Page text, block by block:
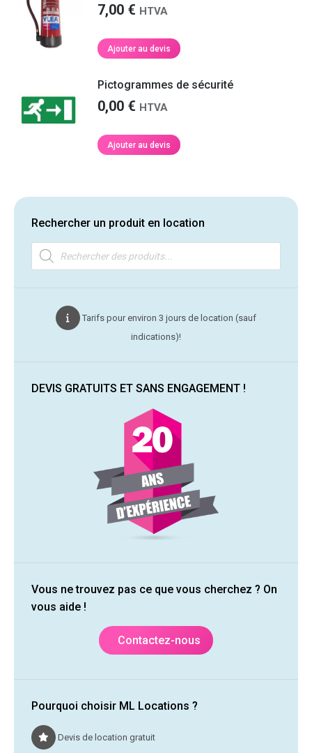
7,00 € HTVA
Ajouter au devis
Pictogrammes de sécurité
0,00 € HTVA
Ajouter au devis
Rechercher un produit en location
Recherche
de
produits
Tarifs pour environ 3 jours de location (sauf
indications)!
DEVIS GRATUITS ET SANS ENGAGEMENT !
Vous ne trouvez pas ce que vous cherchez ? On
vous aide !
Contactez-nous
Pourquoi choisir ML Locations ?
Devis de location gratuit